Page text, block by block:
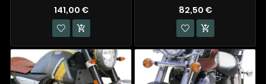
141,00 €

82,50 €
